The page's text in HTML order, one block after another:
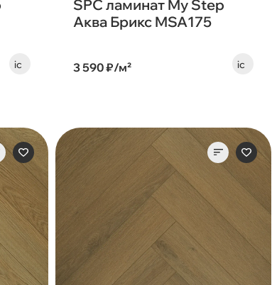
SPC ламинат My Step
Аква Брикс MSA175
3 590 ₽/м²